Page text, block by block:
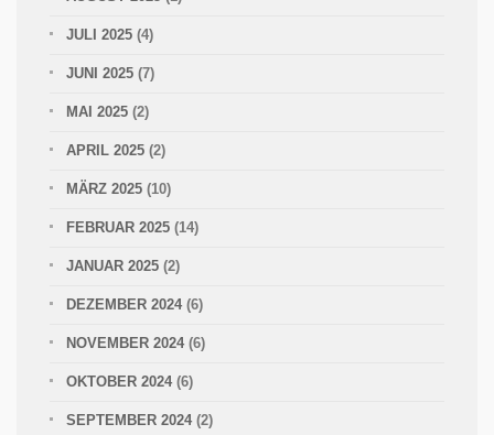
JULI 2025 (4)
JUNI 2025 (7)
MAI 2025 (2)
APRIL 2025 (2)
MÄRZ 2025 (10)
FEBRUAR 2025 (14)
JANUAR 2025 (2)
DEZEMBER 2024 (6)
NOVEMBER 2024 (6)
OKTOBER 2024 (6)
SEPTEMBER 2024 (2)